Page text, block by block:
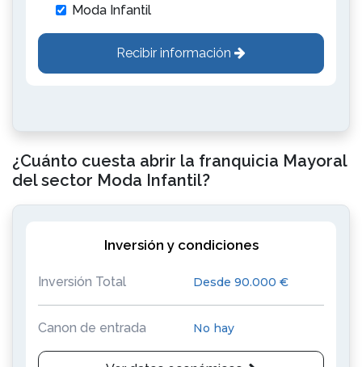
Moda Infantil
Recibir información
¿Cuánto cuesta abrir la franquicia Mayoral
del sector Moda Infantil?
Inversión y condiciones
Inversión Total Desde 90.000 €
Canon de entrada No hay